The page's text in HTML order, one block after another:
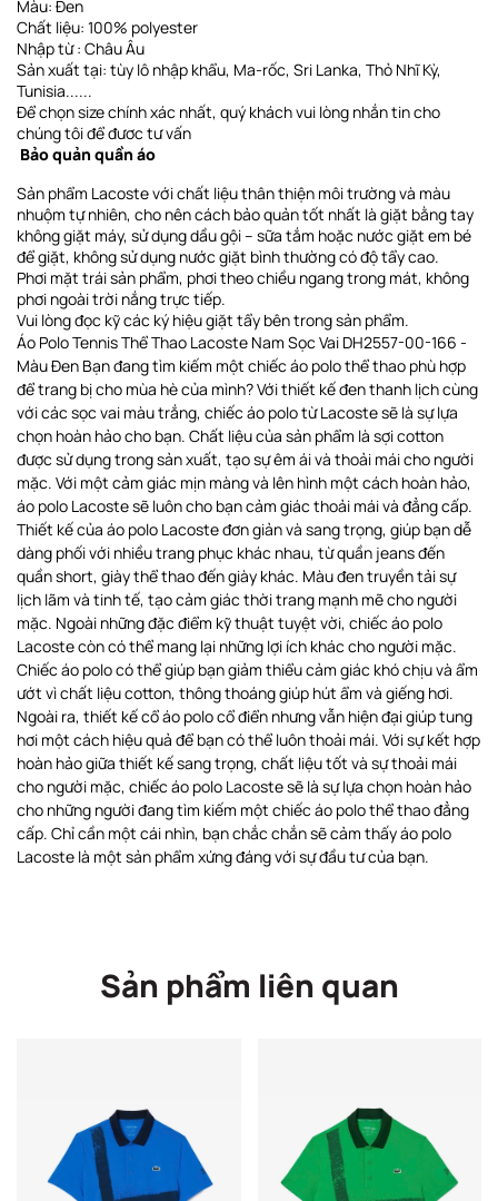
Màu: Đen
Chất liệu: 100% polyester
Nhập từ : Châu Âu
Sản xuất tại: tùy lô nhập khẩu, Ma-rốc, Sri Lanka, Thỏ Nhĩ Kỳ,
Tunisia......
Để chọn size chính xác nhất, quý khách vui lòng nhắn tin cho
chúng tôi để đươc tư vấn
Bảo quản quần áo
Sản phẩm Lacoste với chất liệu thân thiện môi trường và màu
nhuộm tự nhiên, cho nên cách bảo quản tốt nhất là giặt bằng tay
không giặt máy, sử dụng dầu gội – sữa tắm hoặc nước giặt em bé
để giặt, không sử dụng nước giặt bình thường có độ tẩy cao.
Phơi mặt trái sản phẩm, phơi theo chiều ngangtrong mát, không
phơi ngoài trời nắng trực tiếp.
Vui lòng đọc kỹ các ký hiệu giặt tẩy bên trong sản phẩm.
Áo Polo Tennis Thể Thao Lacoste Nam Sọc Vai DH2557-00-166 -
Màu Đen Bạn đang tìm kiếm một chiếc áo polo thể thao phù hợp
để trang bị cho mùa hè của mình? Với thiết kế đen thanh lịch cùng
với các sọc vai màu trắng, chiếc áo polo từ Lacoste sẽ là sự lựa
chọn hoàn hảo cho bạn. Chất liệu của sản phẩm là sợi cotton
được sử dụng trong sản xuất, tạo sự êm ái và thoải mái cho người
mặc. Với một cảm giác mịn màng và lên hình một cách hoàn hảo,
áo polo Lacoste sẽ luôn cho bạn cảm giác thoải mái và đẳng cấp.
Thiết kế của áo polo Lacoste đơn giản và sang trọng, giúp bạn dễ
dàng phối với nhiều trang phục khác nhau, từ quần jeans đến
quần short, giày thể thao đến giày khác. Màu đen truyền tải sự
lịch lãm và tinh tế, tạo cảm giác thời trang mạnh mẽ cho người
mặc. Ngoài những đặc điểm kỹ thuật tuyệt vời, chiếc áo polo
Lacoste còn có thể mang lại những lợi ích khác cho người mặc.
Chiếc áo polo có thể giúp bạn giảm thiểu cảm giác khó chịu và ẩm
ướt vì chất liệu cotton, thông thoáng giúp hút ẩm và giếng hơi.
Ngoài ra, thiết kế cổ áo polo cổ điển nhưng vẫn hiện đại giúp tung
hơi một cách hiệu quả để bạn có thể luôn thoải mái. Với sự kết hợp
hoàn hảo giữa thiết kế sang trọng, chất liệu tốt và sự thoải mái
cho người mặc, chiếc áo polo Lacoste sẽ là sự lựa chọn hoàn hảo
cho những người đang tìm kiếm một chiếc áo polo thể thao đẳng
cấp. Chỉ cần một cái nhìn, bạn chắc chắn sẽ cảm thấy áo polo
Lacoste là một sản phẩm xứng đáng với sự đầu tư của bạn.
Sản phẩm liên quan